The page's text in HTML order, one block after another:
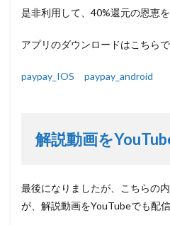
是非利用して、40%還元の恩恵を
アプリのダウンロードはこちらで
paypay_IOS paypay_android
解説動画を
最後になりましたが、こちらの
が、解説動画をYouTubeでも配信